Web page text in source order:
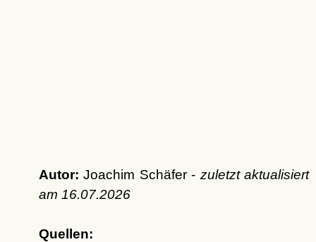
Autor: Joachim Schäfer - zuletzt aktualisiert
am 16.07.2026
Quellen: